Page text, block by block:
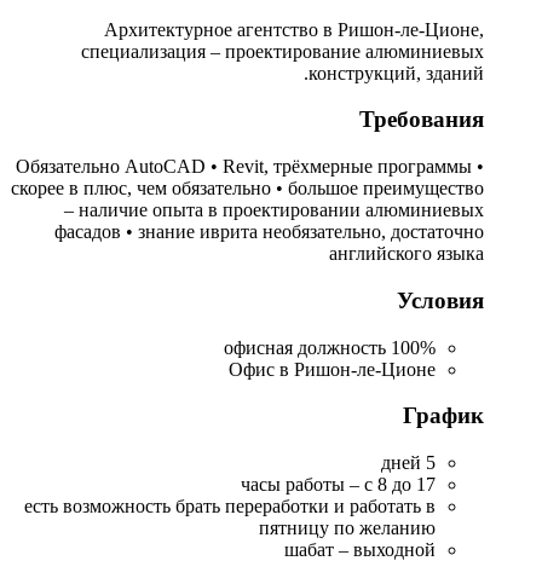
Архитектурное агентство в Ришон-ле-Ционе,
специализация – проектирование алюминиевых
конструкций, зданий.
Требования
• Обязательно AutoCAD • Revit, трёхмерные программы
скорее в плюс, чем обязательно • большое преимущество
– наличие опыта в проектировании алюминиевых
фасадов • знание иврита необязательно, достаточно
английского языка
Условия
100% офисная должность
Офис в Ришон-ле-Ционе
График
5 дней
часы работы – с 8 до 17
есть возможность брать переработки и работать в
пятницу по желанию
шабат – выходной